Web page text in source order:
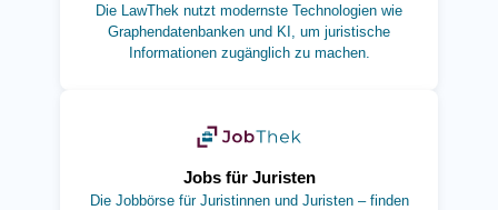
Die LawThek nutzt modernste Technologien wie
Graphendatenbanken und KI, um juristische
Informationen zugänglich zu machen.
Jobs für Juristen
Die Jobbörse für Juristinnen und Juristen – finden